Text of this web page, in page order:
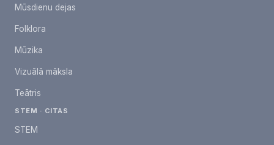
Mūsdienu dejas
Folklora
Mūzika
Vizuālā māksla
Teātris
STEM · CITAS
STEM